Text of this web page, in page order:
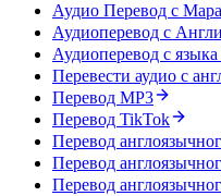
Аудио Перевод с
Аудиоперевод с
Аудиоперевод с
Перевести аудио с
Перевод MP3
Перевод TikTok
Перевод
Перевод
Перевод